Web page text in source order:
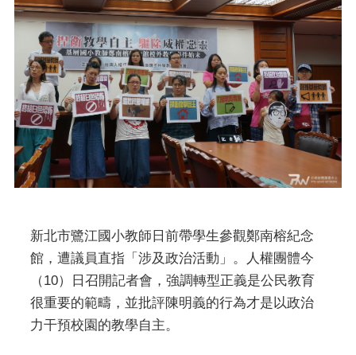
新北市鷺江國小教師日前帶學生參觀鄭南榕紀念
館，遭議員直指「涉及政治活動」。人權團體今
（10）日召開記者會，強調轉型正義是公民教育
很重要的範疇，並批評陳明義的行為才是以政治
力干預校園的教學自主。